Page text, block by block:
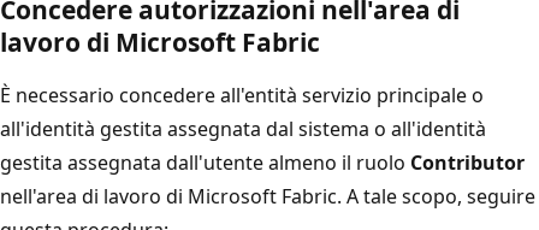
Concedere autorizzazioni nell'area di
lavoro di Microsoft Fabric
È necessario concedere all'entità servizio principale o
all'identità gestita assegnata dal sistema o all'identità
gestita assegnata dall'utente almeno il ruolo Contributor
nell'area di lavoro di Microsoft Fabric. A tale scopo, seguire